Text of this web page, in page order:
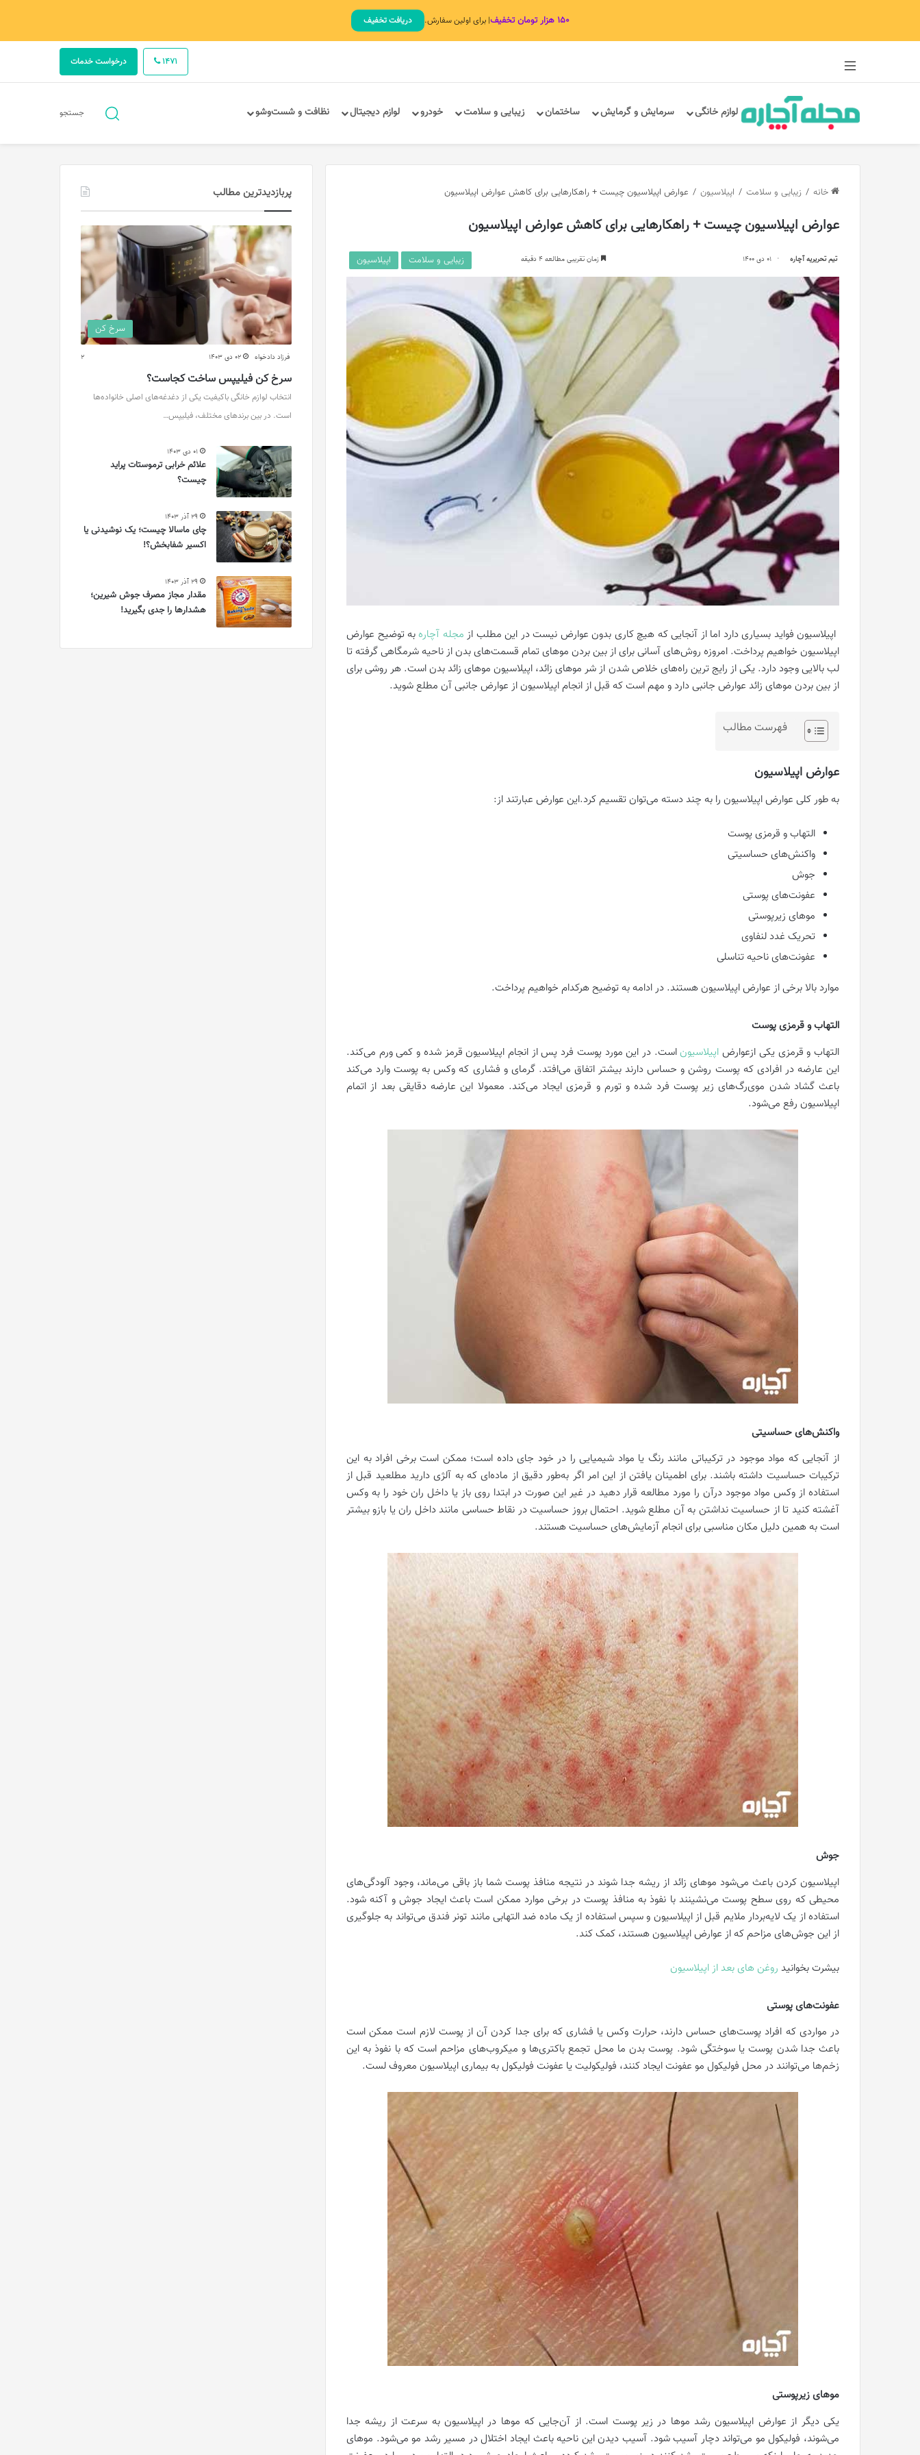
۱۵۰ هزار تومان تخفیف | برای اولین سفارش. دریافت تخفیف
درخواست خدمات 1471
لوازم خانگی سرمایش و گرمایش ساختمان زیبایی و سلامت خودرو لوازم دیجیتال نظافت و شست‌وشو جستجوجستجو
خانه / زیبایی و سلامت / اپیلاسیون / عوارض اپیلاسیون چیست + راهکارهایی برای کاهش عوارض اپیلاسیون
عوارض اپیلاسیون چیست + راهکارهایی برای کاهش عوارض اپیلاسیون
تیم تحریریه آچاره 01 دی 1400 زمان تقریبی مطالعه 4 دقیقه زیبایی و سلامت اپیلاسیون
اپیلاسیون فواید بسیاری دارد اما از آنجایی که هیچ کاری بدون عوارض نیست در این مطلب از مجله آچاره به توضیح عوارض
اپیلاسیون خواهیم پرداخت. امروزه روش‌های آسانی برای از بین بردن موهای تمام قسمت‌های بدن از ناحیه شرمگاهی گرفته تا
لب بالایی وجود دارد. یکی از رایج ترین راه‌های خلاص شدن از شر موهای زائد، اپیلاسیون موهای زائد بدن است. هر روشی برای
از بین بردن موهای زائد عوارض جانبی دارد و مهم است که قبل از انجام اپیلاسیون از عوارض جانبی آن مطلع شوید.
فهرست مطالب
عوارض اپیلاسیون
به طور کلی عوارض اپیلاسیون را به چند دسته می‌توان تقسیم کرد.این عوارض عبارتند از:
التهاب و قرمزی پوست
واکنش‌های حساسیتی
جوش
عفونت‌های پوستی
موهای زیرپوستی
تحریک غدد لنفاوی
عفونت‌های ناحیه تناسلی
موارد بالا برخی از عوارض اپیلاسیون هستند. در ادامه به توضیح هرکدام خواهیم پرداخت.
التهاب و قرمزی پوست
التهاب و قرمزی یکی ازعوارض اپیلاسیوناست. در این مورد پوست فرد پس از انجام اپیلاسیون قرمز شده و کمی ورم می‌کند.
این عارضه در افرادی که پوست روشن و حساس دارند بیشتر اتفاق می‌افتد. گرمای و فشاری که وکس به پوست وارد می‌کند
باعث گشاد شدن موی‌رگ‌های زیر پوست فرد شده و تورم و قرمزی ایجاد‌ می‌کند. معمولا این عارضه دقایقی بعد از اتمام
اپیلاسیون رفع می‌شود.
واکنش‌های حساسیتی
از آنجایی که مواد موجود در ترکیباتی مانند رنگ یا مواد شیمیایی را در خود جای داده است؛ ممکن است برخی افراد به این
ترکیبات حساسیت داشته باشند. برای اطمینان یافتن از این امر اگر به‌طور دقیق از ماده‌ای که به آلژی دارید مطلعید قبل از
استفاده از وکس مواد موجود درآن را مورد مطالعه قرار دهید در غیر این صورت در ابتدا روی باز یا داخل ران خود را به وکس
آغشته کنید تا از حساسیت نداشتن به آن مطلع شوید. احتمال بروز حساسیت در نقاط حساسی مانند داخل ران یا بازو بیشتر
است به همین دلیل مکان مناسبی برای انجام آزمایش‌های حساسیت هستند.
جوش
اپیلاسیون کردن باعث می‌شود موهای زائد از ریشه جدا شوند در نتیجه منافذ پوست شما باز باقی می‌ماند، وجود آلودگی‌های
محیطی که روی سطح پوست می‌نشینند با نفوذ به منافذ پوست در برخی موارد ممکن است باعث ایجاد جوش و آکنه شود.
استفاده از یک لایه‌بردار ملایم قبل از اپیلاسیون و سپس استفاده از یک ماده ضد التهابی مانند تونر فندق می‌تواند به جلوگیری
از این جوش‌های مزاحم که از عوارض اپیلاسیون هستند، کمک کند.
بیشرت بخوانید روغن های بعد از اپیلاسیون
عفونت‌های پوستی
در مواردی که افراد پوست‌های حساس دارند، حرارت وکس یا فشاری که برای جدا کردن آن از پوست لازم است ممکن است
باعث جدا شدن پوست یا سوختگی شود. پوست بدن ما محل تجمع باکتری‌ها و میکروب‌های مزاحم است که با نفوذ به این
زخم‌ها می‌توانند در محل فولیکول مو عفونت ایجاد کنند، فولیکولیت یا عفونت فولیکول به بیماری اپیلاسیون معروف لست.
موهای زیرپوستی
یکی دیگر از عوارض اپیلاسیون رشد موها در زیر پوست است. از آن‌جایی که موها در اپیلاسیون به سرعت از ریشه جدا
می‌شوند، فولیکول مو می‌تواند دچار آسیب شود. آسیب دیدن این ناحیه باعث ایجاد اختلال در مسیر رشد مو می‌شود. موهای
پربازدیدترین مطالب
سرخ کن
فرزاد دادخواه 02 دی 1403 2
سرخ کن فیلیپس ساخت کجاست؟
انتخاب لوازم خانگی باکیفیت یکی از دغدغه‌های اصلی خانواده‌ها
است. در بین برندهای مختلف، فیلیپس…
01 دی 1403
علائم خرابی ترموستات پراید
چیست؟
29 آذر 1403
چای ماسالا چیست؛ یک نوشیدنی یا
اکسیر شفابخش؟!
29 آذر 1403
مقدار مجاز مصرف جوش شیرین؛
هشدارها را جدی بگیرید!